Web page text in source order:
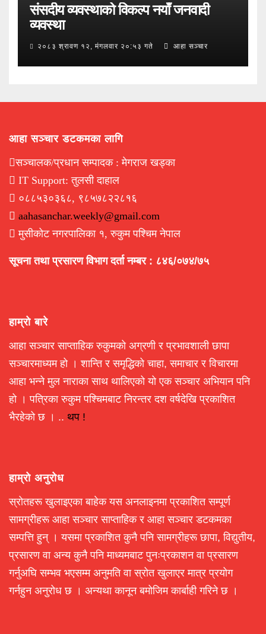
संसदीय व्यवस्थाको विकल्प नयाँ जनवादी
व्यवस्था
२०८३ श्रावण १२, मंगलवार २०:५३ गते आहा सञ्चार
आहा सञ्चार डटकमका लागि
सञ्चालक/प्रधान सम्पादक : मेगराज खड्का
IT Support: तुलसी दाहाल
०८८५३०३६८, ९८५७८२२८१६
aahasanchar.weekly@gmail.com
मुसीकोट नगरपालिका १, रुकुम पश्चिम नेपाल
सूचना तथा प्रसारण विभाग दर्ता नम्बर : ८४६/०७४/७५
हाम्रो बारे
आहा सञ्चार साप्ताहिक रुकुमको अग्रणी र प्रभावशाली छापा
सञ्चारमाध्यम हो । शान्ति र समृद्धिको चाहा, समाचार र विचारमा
आहा भन्ने मुल नाराका साथ थालिएको यो एक सञ्चार अभियान पनि
हो । पत्रिका रुकुम पश्चिमबाट निरन्तर दश वर्षदेखि प्रकाशित
भैरहेको छ । .. थप !
हाम्रो अनुरोध
स्रोतहरू खुलाइएका बाहेक यस अनलाइनमा प्रकाशित सम्पूर्ण
सामग्रीहरू आहा सञ्चार साप्ताहिक र आहा सञ्चार डटकमका
सम्पत्ति हुन् । यसमा प्रकाशित कुनै पनि सामग्रीहरू छापा, विद्युतीय,
प्रसारण वा अन्य कुनै पनि माध्यमबाट पुनःप्रकाशन वा प्रसारण
गर्नुअघि सम्भव भएसम्म अनुमति वा स्रोत खुलाएर मात्र प्रयोग
गर्नहुन अनुरोध छ । अन्यथा कानून बमोजिम कार्बाही गरिने छ ।